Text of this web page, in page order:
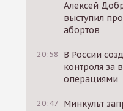
Алексей
выступил
абортов
20:58
В России
контроля за
операциями
20:47 Минкульт